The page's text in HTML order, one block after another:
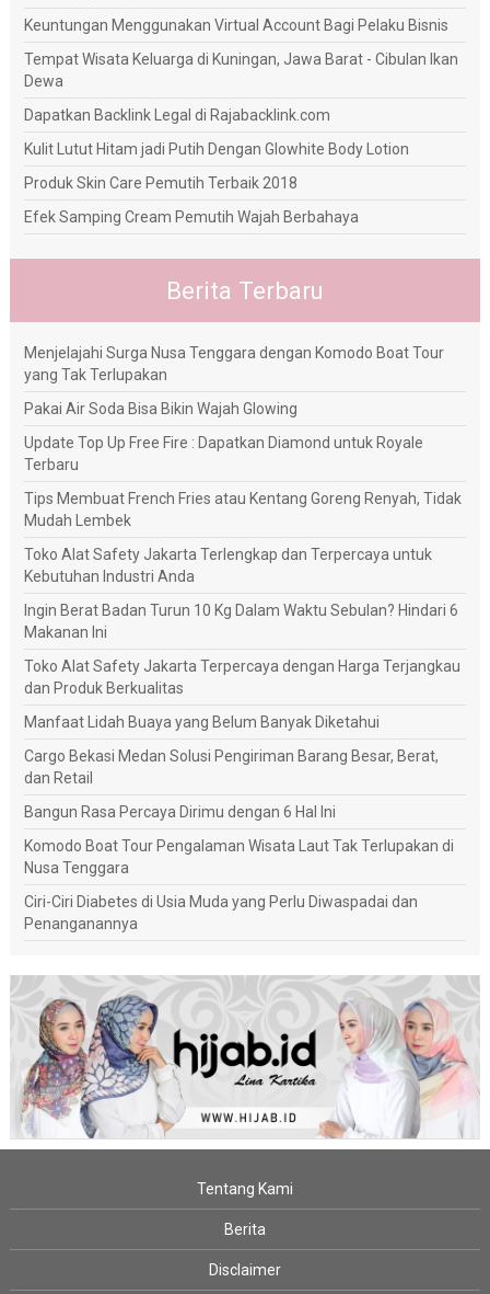
Keuntungan Menggunakan Virtual Account Bagi Pelaku Bisnis
Tempat Wisata Keluarga di Kuningan, Jawa Barat - Cibulan Ikan
Dewa
Dapatkan Backlink Legal di Rajabacklink.com
Kulit Lutut Hitam jadi Putih Dengan Glowhite Body Lotion
Produk Skin Care Pemutih Terbaik 2018
Efek Samping Cream Pemutih Wajah Berbahaya
Berita Terbaru
Menjelajahi Surga Nusa Tenggara dengan Komodo Boat Tour
yang Tak Terlupakan
Pakai Air Soda Bisa Bikin Wajah Glowing
Update Top Up Free Fire : Dapatkan Diamond untuk Royale
Terbaru
Tips Membuat French Fries atau Kentang Goreng Renyah, Tidak
Mudah Lembek
Toko Alat Safety Jakarta Terlengkap dan Terpercaya untuk
Kebutuhan Industri Anda
Ingin Berat Badan Turun 10 Kg Dalam Waktu Sebulan? Hindari 6
Makanan Ini
Toko Alat Safety Jakarta Terpercaya dengan Harga Terjangkau
dan Produk Berkualitas
Manfaat Lidah Buaya yang Belum Banyak Diketahui
Cargo Bekasi Medan Solusi Pengiriman Barang Besar, Berat,
dan Retail
Bangun Rasa Percaya Dirimu dengan 6 Hal Ini
Komodo Boat Tour Pengalaman Wisata Laut Tak Terlupakan di
Nusa Tenggara
Ciri-Ciri Diabetes di Usia Muda yang Perlu Diwaspadai dan
Penanganannya
Tentang Kami
Berita
Disclaimer